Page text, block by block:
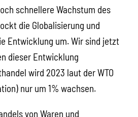
schnellere Wachstum des
die Globalisierung und
Entwicklung um. Wir sind jetzt
dieser Entwicklung
wird 2023 laut der WTO
nur um 1% wachsen.
von Waren und